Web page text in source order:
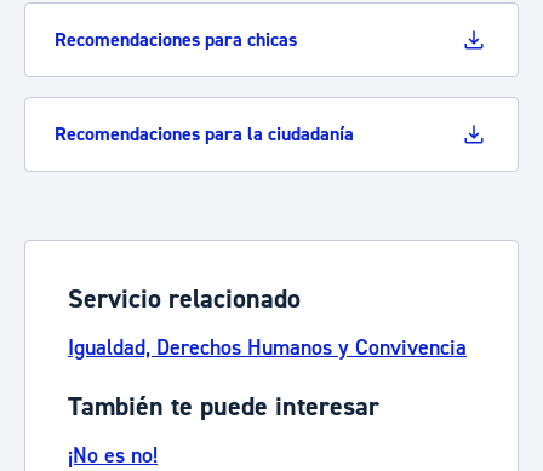
Recomendaciones para chicas
Recomendaciones para la ciudadanía
Servicio relacionado
Igualdad, Derechos Humanos y Convivencia
También te puede interesar
¡No es no!